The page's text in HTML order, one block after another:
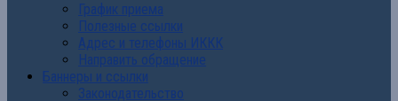
График приема
Полезные ссылки
Адрес и телефоны ИККК
Направить обращение
Баннеры и ссылки
Законодательство